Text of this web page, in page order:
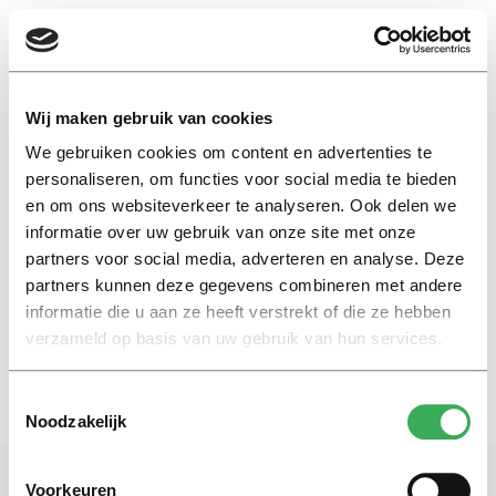
Wij maken gebruik van cookies
We gebruiken cookies om content en advertenties te
personaliseren, om functies voor social media te bieden
en om ons websiteverkeer te analyseren. Ook delen we
informatie over uw gebruik van onze site met onze
partners voor social media, adverteren en analyse. Deze
partners kunnen deze gegevens combineren met andere
informatie die u aan ze heeft verstrekt of die ze hebben
verzameld op basis van uw gebruik van hun services.
Noodzakelijk
Voorkeuren
EN
gif
Masterscriptie
Het gifje slokt alles op
12 juni 2018